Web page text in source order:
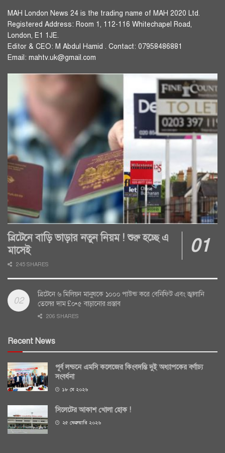
MAH London News 24 is the trading name of MAH 2020 Ltd.
Registered Address: Room 1, 112-116 Whitechapel Road,
London, E1 1JE.
Editor & CEO: M Abdul Hamid . Contact: 07958486881
Email: mahtv.uk@gmail.com
ব্রিটেনে বাড়ি ভাড়ার নতুন নিয়ম ! শুরু হচ্ছে এ
মাসেই
245 SHARES
ব্রিটেনে ৬ মিলিয়ন মানুষকে ১০০০ পাউন্ড করে বেনিফিট এবং জ্বালানি
তেলের দাম £০•৫ বাড়ানোর প্রস্তাব
206 SHARES
Recent News
পূর্ব লন্ডনে এমসি কলেজের কিংবদন্তি দুই অধ্যাপকের বর্ণাঢ্য
সংবর্ধনা
১৮ মে ২০২৬
সিলেটের আকাশ খোলা হোক !
২৫ ফেব্রুয়ারি ২০২৬